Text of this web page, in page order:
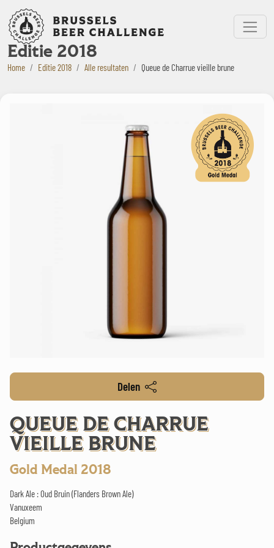
Bruxelles Beer Challenge
Menu
Editie 2018
Home Editie 2018 Alle resultaten Queue de Charrue vieille brune
Delen
QUEUE DE CHARRUE
VIEILLE BRUNE
Gold Medal 2018
Dark Ale : Oud Bruin (Flanders Brown Ale)
Vanuxeem
Belgium